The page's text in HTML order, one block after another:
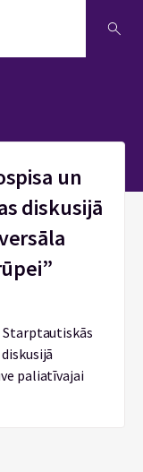
un
diskusijā
Starptautiskās
paliatīvajai